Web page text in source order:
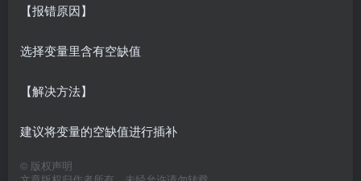
【报错原因】
选择变量里含有空缺值
【解决方法】
建议将变量的空缺值进行插补
© 版权声明